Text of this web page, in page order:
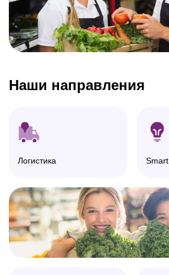
Наши направления
Логистика Smart